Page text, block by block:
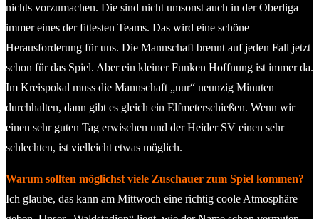
nichts vorzumachen. Die sind nicht umsonst auch in der Oberliga
immer eines der fittesten Teams. Das wird eine schöne
Herausforderung für uns. Die Mannschaft brennt auf jeden Fall jetzt
schon für das Spiel. Aber ein kleiner Funken Hoffnung ist immer da.
Im Kreispokal muss die Mannschaft „nur“ neunzig Minuten
durchhalten, dann gibt es gleich ein Elfmeterschießen. Wenn wir
einen sehr guten Tag erwischen und der Heider SV einen sehr
schlechten, ist vielleicht etwas möglich.
Warum sollten möglichst viele Zuschauer zum Spiel kommen?
Ich glaube, das kann am Mittwoch eine richtig coole Atmosphäre